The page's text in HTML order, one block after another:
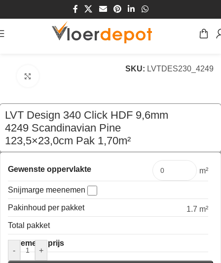
/Vloeren/Kurk/Klik Kurk
SKU: LVTDES230_4249
LVT Design 340 Click HDF 9,6mm
4249 Scandinavian Pine
123,5×23,0cm Pak 1,70m²
€69,70 per pak
Gewenste oppervlakte m²
Snijmarge meenemen
Pakinhoud per pakket
1.7 m²
Total pakket
Algemene prijs
-
+